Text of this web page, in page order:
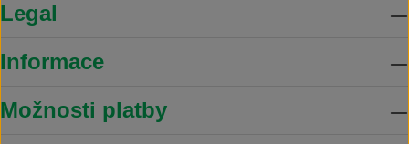
Legal
Informace
Možnosti platby